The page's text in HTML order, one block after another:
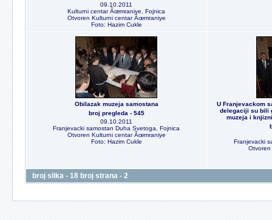
09.10.2011
Kulturni centar Ãœmraniye, Fojnica
Otvoren Kulturni centar Ãœmraniye
Foto: Hazim Cukle
Obilazak muzeja samostana
broj pregleda - 545
09.10.2011
Franjevacki samostan Duha Svetoga, Fojnica
Otvoren Kulturni centar Ãœmraniye
Foto: Hazim Cukle
U Franjevackom
delegaciji su bili
muzeja i
Franjevacki
broj slika - 18 broj strana - 2